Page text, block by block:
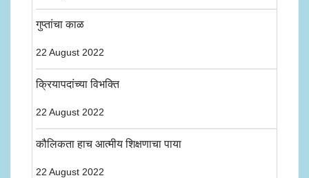
गुप्तांचा काळ
22 August 2022
क्रियापदांच्या विभक्ति
22 August 2022
कौलिकता हाच आत्मीय शिक्षणाचा पाया
22 August 2022